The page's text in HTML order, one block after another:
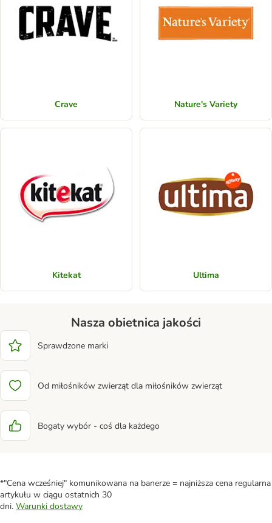
Crave Nature's Variety
Kitekat Ultima
Nasza obietnica jakości
Sprawdzone marki
Od miłośników zwierząt dla miłośników zwierząt
Bogaty wybór - coś dla każdego
*"Cena wcześniej" komunikowana na banerze = najniższa cena regularna
artykułu w ciągu ostatnich 30
dni. Warunki dostawy